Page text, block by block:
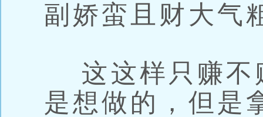
副娇蛮且财大气
这这样只赚不
是想做的，但是